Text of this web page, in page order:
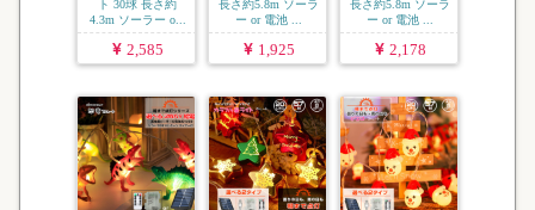
ト 30球 長さ約
4.3m ソーラー o...
2,585
長さ約5.8m ソーラ
ー or 電池 ...
1,925
長さ約5.8m ソーラ
ー or 電池 ...
2,178